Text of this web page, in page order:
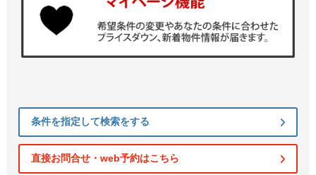
条件を指定して検索をする
直接お問合せ・web予約はこちら